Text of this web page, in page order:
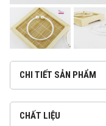
CHI TIẾT SẢN PHẨM
CHẤT LIỆU